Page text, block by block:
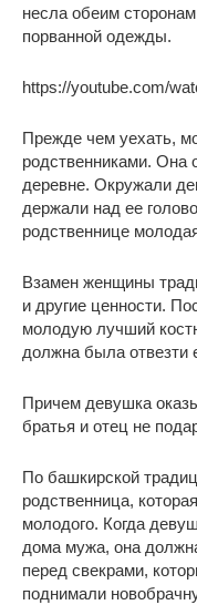
несла обеим
порванной одежды.
https://youtube.com/
Прежде чем уехать,
родственниками. Она
деревне. Окружали
держали над ее
родственнице
Взамен женщины
и другие ценности.
молодую лучший
должна была отвезти
Причем девушка
братья и отец не
По башкирской
родственница,
молодого. Когда
дома мужа, она
перед свекрами,
поднимали